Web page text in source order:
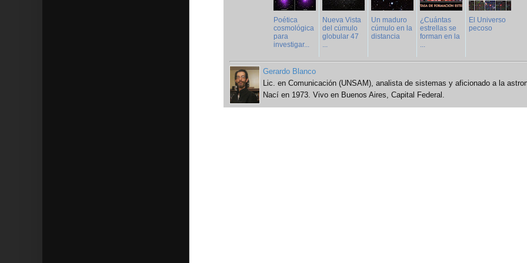
Poética
cosmológica
para
investigar...
Nueva Vista
del cúmulo
globular 47
...
Un maduro
cúmulo en la
distancia
¿Cuántas
estrellas se
forman en la
...
El Universo
pecoso
Gerardo Blanco
Lic. en Comunicación (UNSAM), analista de sistemas y aficionado a la
Nací en 1973. Vivo en Buenos Aires, Capital Federal.